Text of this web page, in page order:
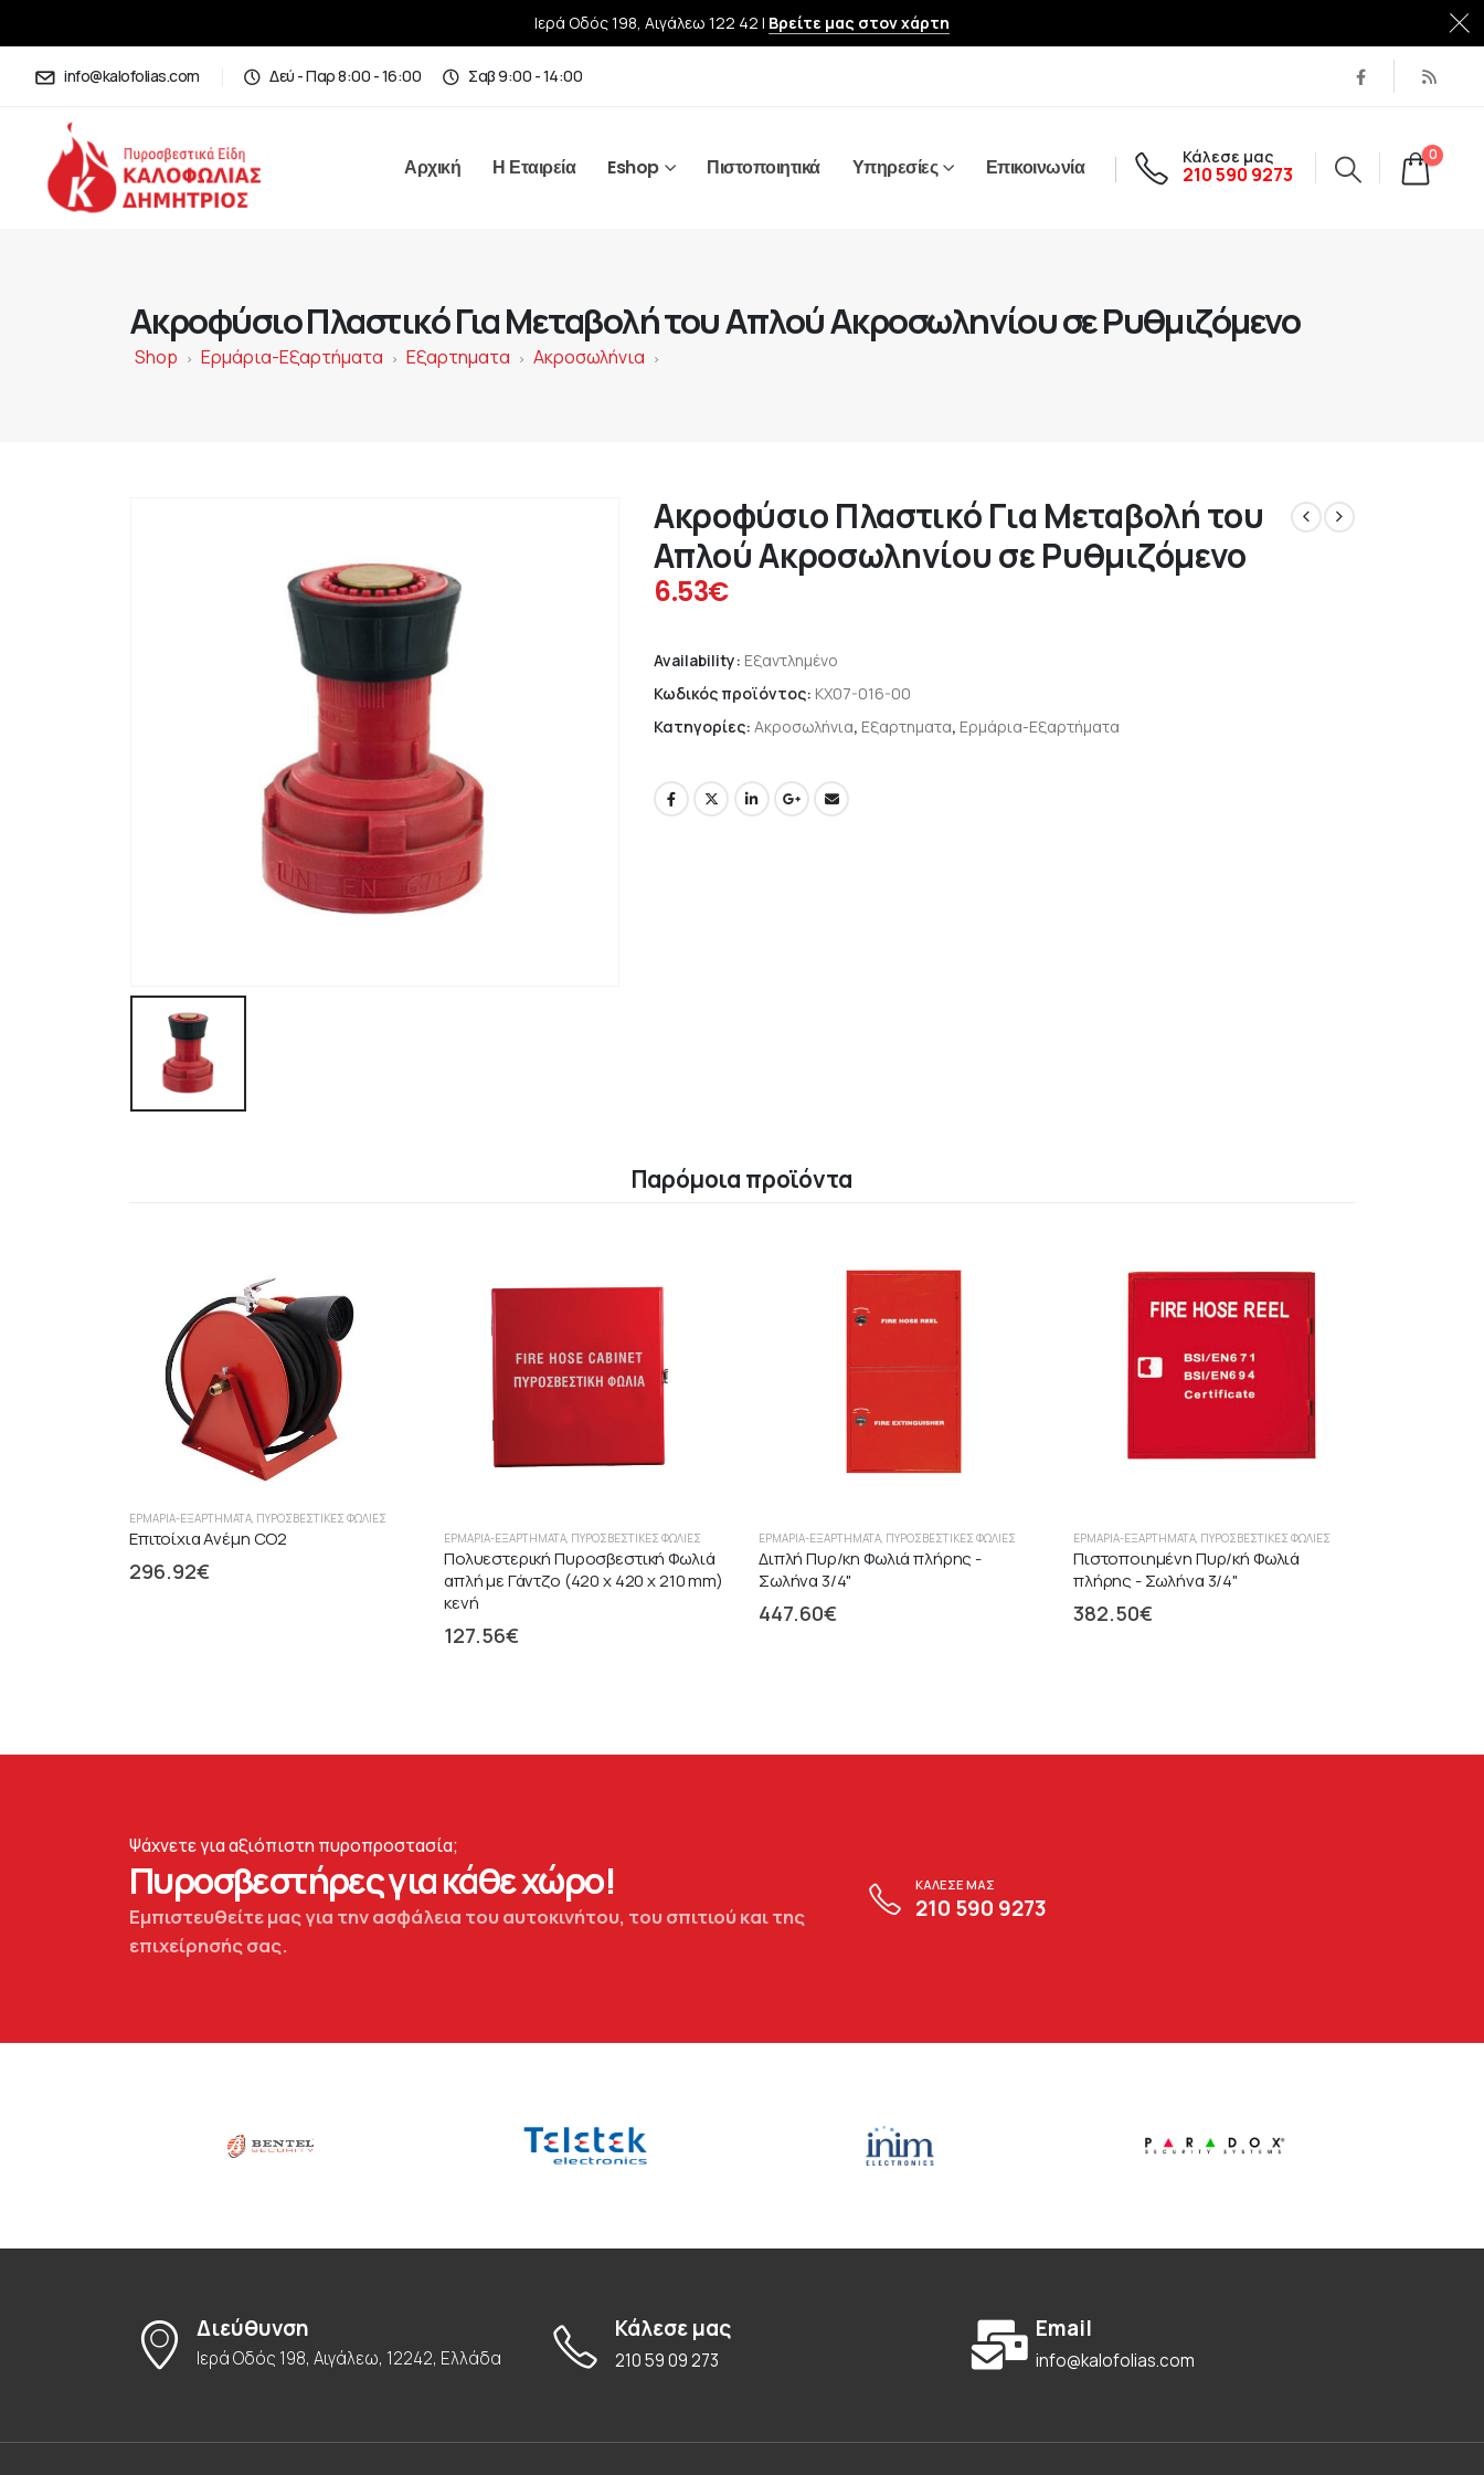
Ιερά Οδός 198, Αιγάλεω 122 42 | Βρείτε μας στον χάρτη
info@kalofolias.com Δεύ - Παρ 8:00 - 16:00 Σαβ 9:00 - 14:00
Αρχική Η Εταιρεία Eshop Πιστοποιητικά Υπηρεσίες Επικοινωνία Κάλεσε μας
210 590 9273
0
Ακροφύσιο Πλαστικό Για Μεταβολή του Απλού Ακροσωληνίου σε Ρυθμιζόμενο
Shop > Ερμάρια-Εξαρτήματα > Εξαρτηματα > Ακροσωλήνια >
Ακροφύσιο Πλαστικό Για Μεταβολή του
Απλού Ακροσωληνίου σε Ρυθμιζόμενο
6.53€
Availability: Εξαντλημένο
Κωδικός προϊόντος: KX07-016-00
Κατηγορίες: Ακροσωλήνια, Εξαρτηματα, Ερμάρια-Εξαρτήματα
Παρόμοια προϊόντα
ΕΡΜΆΡΙΑ-ΕΞΑΡΤΉΜΑΤΑ, ΠΥΡΟΣΒΕΣΤΙΚΈΣ ΦΩΛΙΈΣ
Επιτοίχια Ανέμη CO2
296.92€
ΕΡΜΆΡΙΑ-ΕΞΑΡΤΉΜΑΤΑ ΠΥΡΟΣΒΕΣΤΙΚΈΣ ΦΩΛΙΈΣ
Πολυεστερική Πυροσβεστική Φωλιά
απλή με Γάντζο (420 x 420 x 210 mm)
κενή
127.56€
ΕΡΜΆΡΙΑ-ΕΞΑΡΤΉΜΑΤΑ ΠΥΡΟΣΒΕΣΤΙΚΈΣ ΦΩΛΙΈΣ
Διπλή Πυρ/κη Φωλιά πλήρης -
Σωλήνα 3/4"
447.60€
ΕΡΜΆΡΙΑ-ΕΞΑΡΤΉΜΑΤΑ ΠΥΡΟΣΒΕΣΤΙΚΈΣ ΦΩΛΙΈΣ
Πιστοποιημένη Πυρ/κή Φωλιά
πλήρης - Σωλήνα 3/4"
382.50€
Ψάχνετε για αξιόπιστη πυροπροστασία;
Πυροσβεστήρες για κάθε χώρο!
Εμπιστευθείτε μας για την ασφάλεια του αυτοκινήτου, του σπιτιού και της
επιχείρησής σας.
ΚΑΛΕΣΕ ΜΑΣ
210 590 9273
Διεύθυνση
Ιερά Οδός 198, Αιγάλεω, 12242, Ελλάδα
Κάλεσε μας
210 59 09 273
Email
info@kalofolias.com